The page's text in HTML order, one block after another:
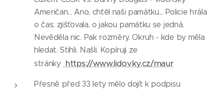
Američan... Ano, chtěl naši památku... Policie hrála
o čas; zjišťovala, o jakou památku se jedná.
Nevěděla nic. Pak rozměry. Okruh - kde by měla
hledat. Stihli. Našli. Kopíruji ze
stránky https://www.lidovky.cz/maur
Přesně před 33 lety mělo dojít k podpisu